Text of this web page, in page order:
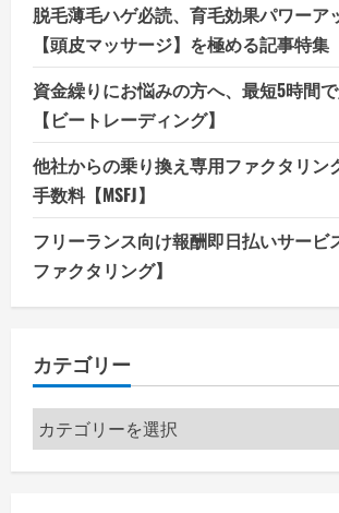
脱毛薄毛ハゲ必読、育毛効果パワーア
【頭皮マッサージ】を極める記事特集
資金繰りにお悩みの方へ、最短5時間
【ビートレーディング】
他社からの乗り換え専用ファクタリン
手数料【MSFJ】
フリーランス向け報酬即日払いサービ
ファクタリング】
カテゴリー
カ
テ